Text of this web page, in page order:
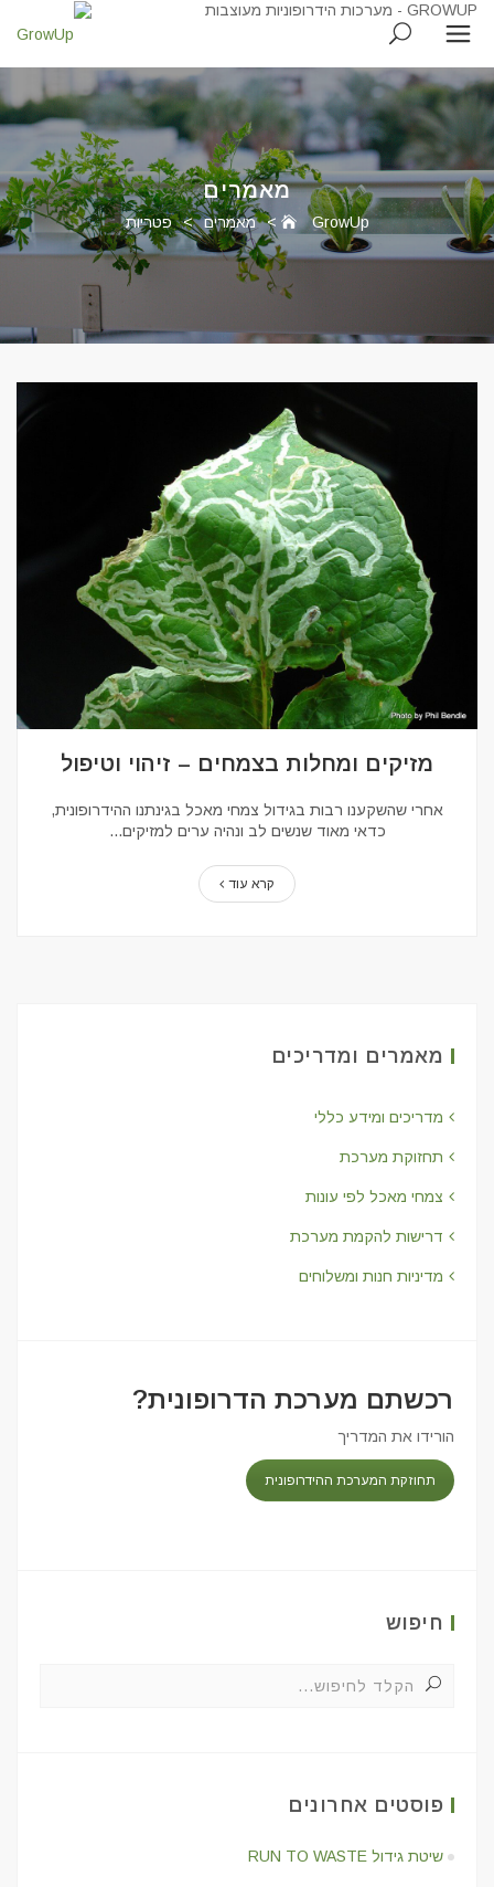
מאמרים
GrowUp
> מאמרים > פטריות
מזיקים ומחלות בצמחים – זיהוי וטיפול
אחרי שהשקענו רבות בגידול צמחי מאכל בגינתנו ההידרופונית,
כדאי מאוד שנשים לב ונהיה ערים למזיקים...
קרא עוד
מאמרים ומדריכים
מדריכים ומידע כללי
תחזוקת מערכת
צמחי מאכל לפי עונות
דרישות להקמת מערכת
מדיניות חנות ומשלוחים
רכשתם מערכת הדרופונית?
הורידו את המדריך
תחוזקת המערכת ההידרופונית
חיפוש
פוסטים אחרונים
שיטת גידול RUN TO WASTE